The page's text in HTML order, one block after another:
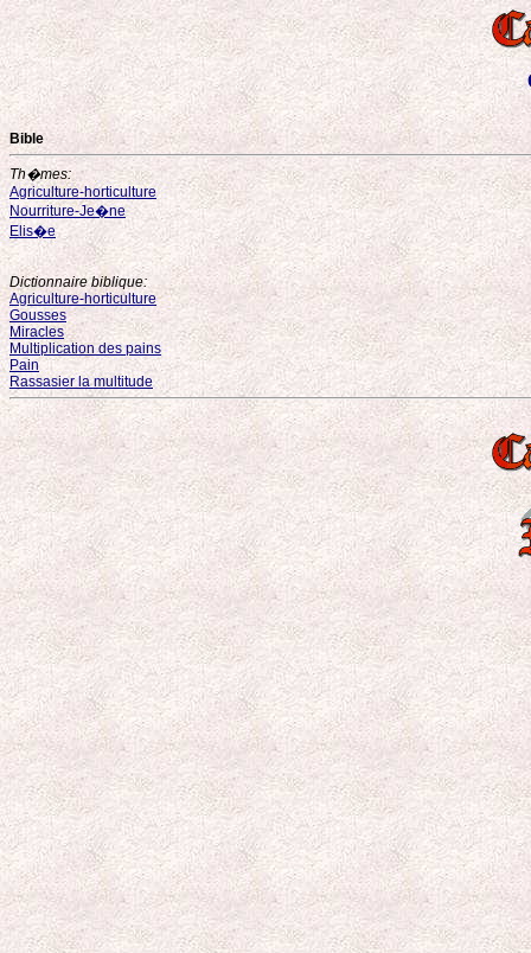
Bible
Th�mes:
Agriculture-horticulture
Nourriture-Je�ne
Elis�e
Dictionnaire biblique:
Agriculture-horticulture
Gousses
Miracles
Multiplication des pains
Pain
Rassasier la multitude